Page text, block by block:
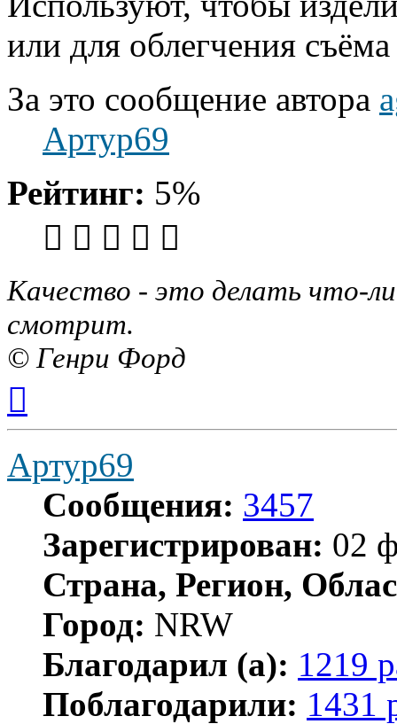
или для облегчения
За это сообщение автора
Артур69
Рейтинг: 5%
Качество - это делать что-
смотрит.
© Генри Форд
началу
Артур69
Сообщения: 3457
Зарегистрирован: 02
Страна, Регион,
Город: NRW
Благодарил (а): 1219
Поблагодарили: 1431